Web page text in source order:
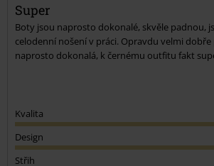
Odeslat komentář
Super
Boty jsou naprosto dokonalé, skvěle padnou,
celodenní nošení v práci. Opravdu velmi
naprosto dokonalá, k černému outfitu fakt
Kvalita
Design
Střih